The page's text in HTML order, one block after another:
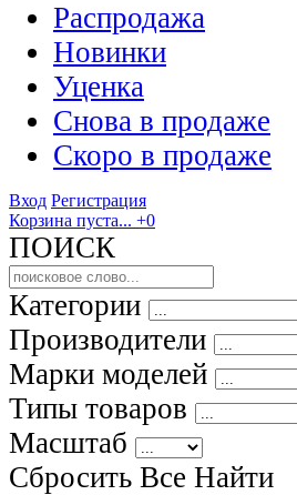
Распродажа
Новинки
Уценка
Снова в продаже
Скоро в продаже
Вход Регистрация
Корзина пуста... +0
ПОИСК
Категории
Производители
Марки моделей
Типы товаров
Масштаб
Сбросить Все Найти